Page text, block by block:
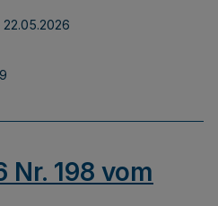
22.05.2026
Nr. 198 vom